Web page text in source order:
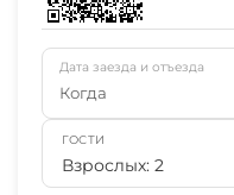
Дата заезда и отъезда
Когда
ГОСТИ
Взрослых: 2